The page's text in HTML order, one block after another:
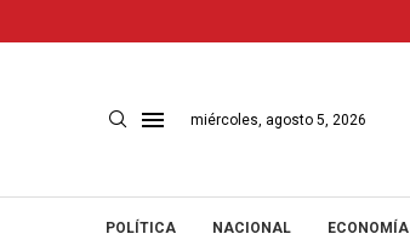
miércoles, agosto 5, 2026
POLÍTICA NACIONAL ECONOMÍA